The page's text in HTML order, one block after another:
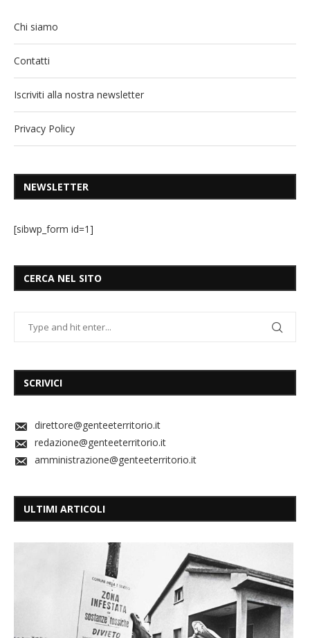
Chi siamo
Contatti
Iscriviti alla nostra newsletter
Privacy Policy
NEWSLETTER
[sibwp_form id=1]
CERCA NEL SITO
SCRIVICI
direttore@genteeterritorio.it
redazione@genteeterritorio.it
amministrazione@genteeterritorio.it
ULTIMI ARTICOLI